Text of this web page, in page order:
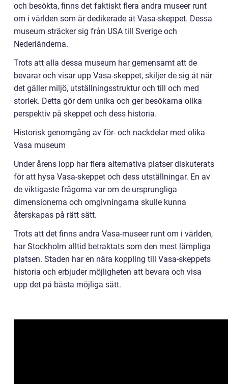
och besökta, finns det faktiskt flera andra museer runt
om i världen som är dedikerade åt Vasa-skeppet. Dessa
museum sträcker sig från USA till Sverige och
Nederländerna.
Trots att alla dessa museum har gemensamt att de
bevarar och visar upp Vasa-skeppet, skiljer de sig åt när
det gäller miljö, utställningsstruktur och till och med
storlek. Detta gör dem unika och ger besökarna olika
perspektiv på skeppet och dess historia.
Historisk genomgång av för- och nackdelar med olika
Vasa museum
Under årens lopp har flera alternativa platser diskuterats
för att hysa Vasa-skeppet och dess utställningar. En av
de viktigaste frågorna var om de ursprungliga
dimensionerna och omgivningarna skulle kunna
återskapas på rätt sätt.
Trots att det finns andra Vasa-museer runt om i världen,
har Stockholm alltid betraktats som den mest lämpliga
platsen. Staden har en nära koppling till Vasa-skeppets
historia och erbjuder möjligheten att bevara och visa
upp det på bästa möjliga sätt.